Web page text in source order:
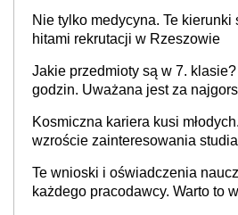
Nie tylko medycyna. Te kierunki
hitami rekrutacji w Rzeszowie
Jakie przedmioty są w 7.
godzin. Uważana jest za
Kosmiczna kariera kusi
wzroście zainteresowania
Te wnioski i oświadczenia
każdego pracodawcy. Warto to